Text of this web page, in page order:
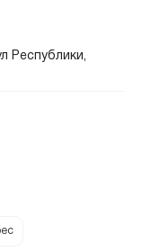
Республики,